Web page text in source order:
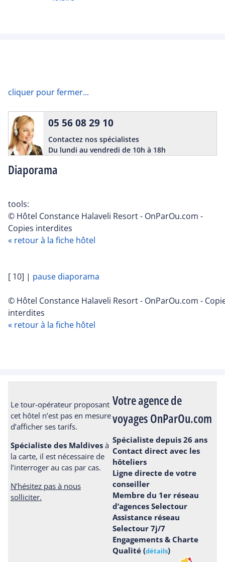
cliquer pour fermer...
Diaporama
05 56 08 29 10
Contactez nos spécialistes
Du lundi au vendredi de 10h à 18h
tools:
© Hôtel Constance Halaveli Resort - OnParOu.com -
Copies interdites
« retour à la fiche hôtel
[ 10] | pause diaporama
© Hôtel Constance Halaveli Resort - OnParOu.com -
interdites
« retour à la fiche hôtel
Le tour-opérateur proposant
cet hôtel n’est pas en mesure
d’afficher ses tarifs.
Spécialiste des Maldives à
la carte, il est nécessaire de
l’interroger au cas par cas.
N’hésitez pas à nous
solliciter.
Votre agence de
voyages OnParOu.com
Spécialiste depuis 26 ans
Contact direct avec les
hôteliers
Ligne directe de votre
conseiller
Membre du 1er réseau
d’agences Selectour
Assistance réseau
Selectour 7j/7
Engagements & Charte
Qualité (détails)